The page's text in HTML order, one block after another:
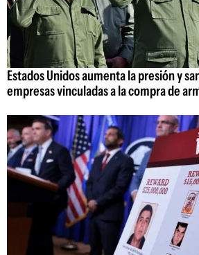
Estados Unidos aumenta la presión y
empresas vinculadas a la compra de